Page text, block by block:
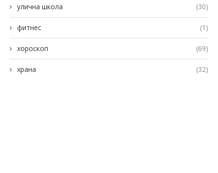
улична школа (30)
фитнес (1)
хороскоп (69)
храна (32)